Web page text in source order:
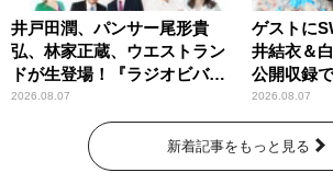
井戸田潤、パンサー尾形貴
弘、林家正蔵、ウエストラン
ドが生登場！『ラジオビバリ
ー昼ズ』
2026.08.07
ゲストに
井結衣＆
公開収録
2026.08.07
新着記事をもっと見る